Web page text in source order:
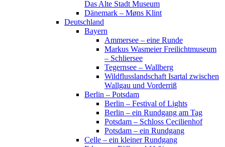
Das Alte Stadt Museum
Dänemark – Møns Klint
Deutschland
Bayern
Ammersee – eine Runde
Markus Wasmeier Freilichtmuseum
– Schliersee
Tegernsee – Wallberg
Wildflusslandschaft Isartal zwischen
Wallgau und Vorderriß
Berlin – Potsdam
Berlin – Festival of Lights
Berlin – ein Rundgang am Tag
Potsdam – Schloss Cecilienhof
Potsdam – ein Rundgang
Celle – ein kleiner Rundgang